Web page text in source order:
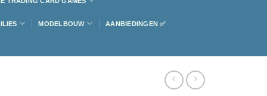
MODELBOUW AANBIEDINGEN ✅